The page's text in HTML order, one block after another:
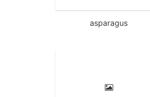
asparagus